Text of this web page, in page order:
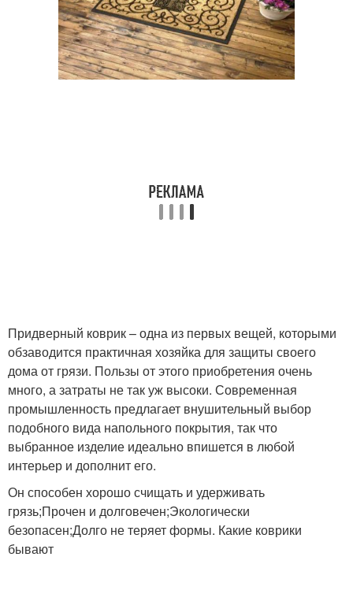
Придверный коврик – одна из первых вещей, которыми
обзаводится практичная хозяйка для защиты своего
дома от грязи. Пользы от этого приобретения очень
много, а затраты не так уж высоки. Современная
промышленность предлагает внушительный выбор
подобного вида напольного покрытия, так что
выбранное изделие идеально впишется в любой
интерьер и дополнит его.
Он способен хорошо счищать и удерживать
грязь;Прочен и долговечен;Экологически
безопасен;Долго не теряет формы. Какие коврики
бывают